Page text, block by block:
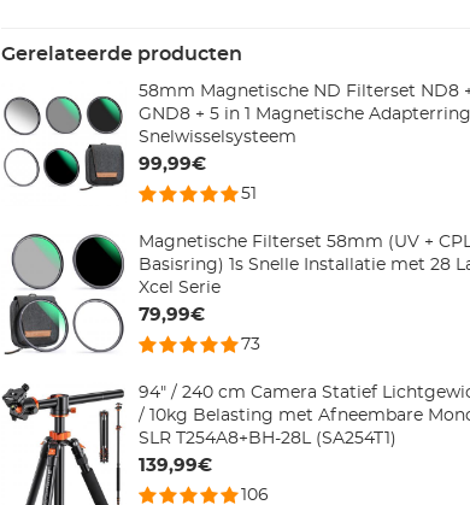
Gerelateerde producten
58mm Magnetische ND Filterset ND8
GND8 + 5 in 1 Magnetische
Snelwisselsysteem
99,99€
51
Magnetische Filterset 58mm (UV +
Basisring) 1s Snelle Installatie met 28
Xcel Serie
79,99€
73
94" / 240 cm Camera Statief
/ 10kg Belasting met Afneembare
SLR T254A8+BH-28L (SA254T1)
139,99€
106